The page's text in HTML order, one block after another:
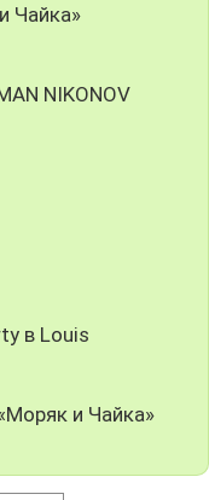
Чайка»
NIKONOV
в Louis
и Чайка»